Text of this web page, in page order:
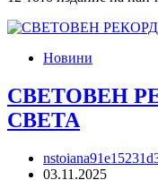
Новини
СВЕТОВЕН
СВЕТА
03.11.2025